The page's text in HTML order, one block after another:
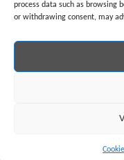
process data such as browsing
or withdrawing consent, may
Продолжая, вы
Copyright ©